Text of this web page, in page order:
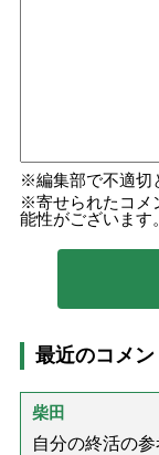
編集部で不適切
寄せられたコメ
能性がございます
最近のコメン
柴田
自分の終活の参